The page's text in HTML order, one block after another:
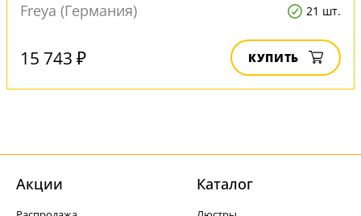
Freya (Германия) 21 шт.
15 743 ₽ КУПИТЬ
Акции Каталог